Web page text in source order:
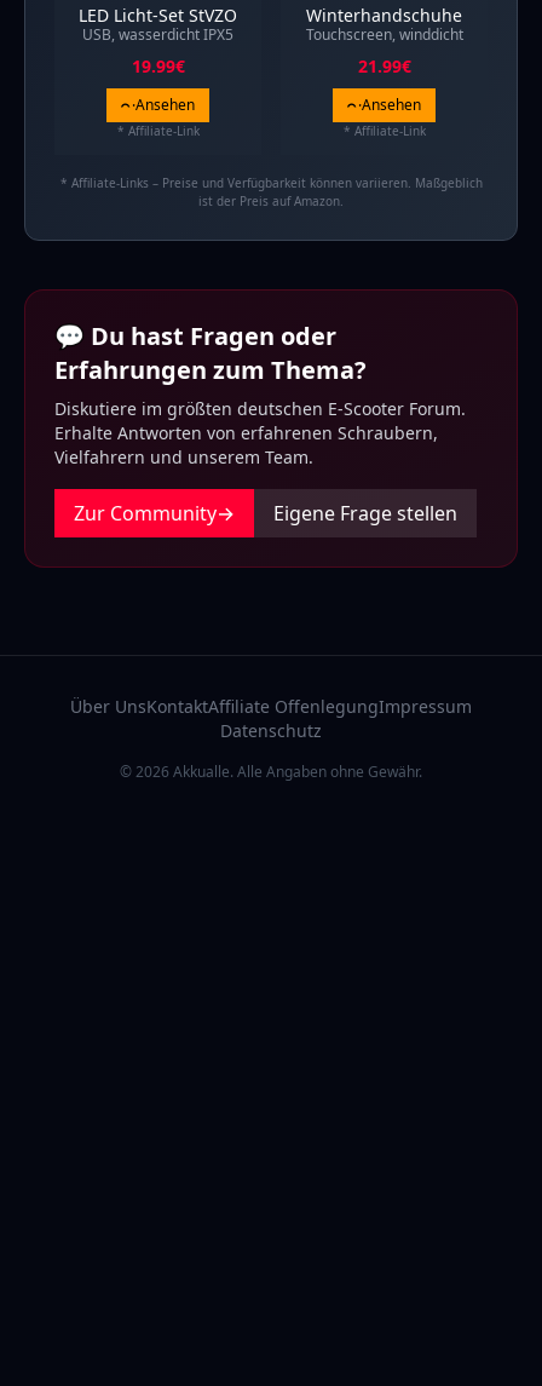
LED Licht-Set StVZO
USB, wasserdicht IPX5
19.99€
Ansehen
* Affiliate-Link
Winterhandschuhe
Touchscreen, winddicht
21.99€
Ansehen
* Affiliate-Link
* Affiliate-Links – Preise und Verfügbarkeit können variieren. Maßgeblich
ist der Preis auf Amazon.
💬 Du hast Fragen oder
Erfahrungen zum Thema?
Diskutiere im größten deutschen E-Scooter Forum.
Erhalte Antworten von erfahrenen Schraubern,
Vielfahrern und unserem Team.
Zur Community→ Eigene Frage stellen
Über UnsKontaktAffiliate OffenlegungImpressum
Datenschutz
© 2026 Akkualle. Alle Angaben ohne Gewähr.